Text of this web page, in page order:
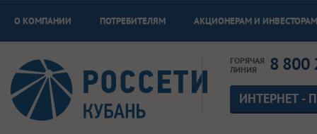
О КОМПАНИИ ПОТРЕБИТЕЛЯМ АКЦИОНЕРАМ И ИНВЕСТОРАМ
ГОРЯЧАЯ
ЛИНИЯ
8 800
ИНТЕРНЕТ -